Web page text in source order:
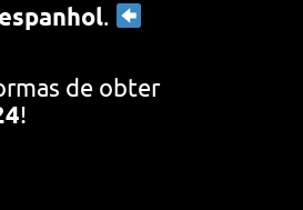
espanhol.
de obter
!